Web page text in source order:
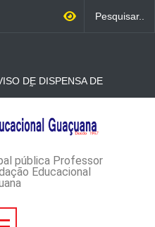
DE DISPENSA DE
Nº 51/2026 -
Nº
2026
pública Professor
Educacional